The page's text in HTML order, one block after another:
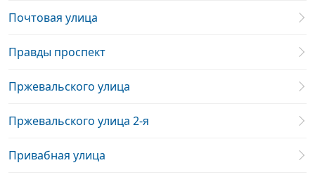
Почтовая улица
Правды проспект
Пржевальского улица
Пржевальского улица 2-я
Привабная улица